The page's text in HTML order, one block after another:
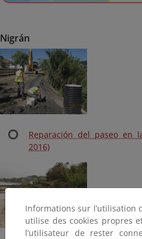
Nigrán
Reparación del paseo en
2016)
Informations sur l’utilisation
utilise des cookies propres
l’utilisateur de rester